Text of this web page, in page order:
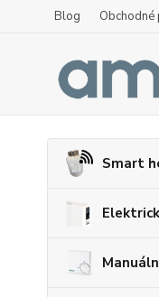
Blog Obchodné
Smart